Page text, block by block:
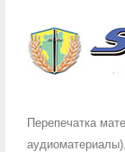
Перепечатка